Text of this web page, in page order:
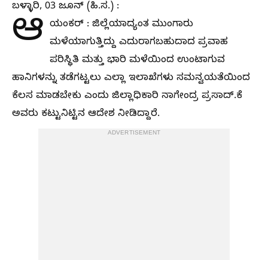
ಬಳ್ಳಾರಿ, 03 ಜೂನ್ (ಹಿ.ಸ.) :
ಆ ಯಂಕರ್ : ಜಿಲ್ಲೆಯಾದ್ಯಂತ ಮುಂಗಾರು
ಮಳೆಯಾಗುತ್ತಿದ್ದು ಎದುರಾಗಬಹುದಾದ ಪ್ರವಾಹ
ಪರಿಸ್ಥಿತಿ ಮತ್ತು ಭಾರಿ ಮಳೆಯಿಂದ ಉಂಟಾಗುವ
ಹಾನಿಗಳನ್ನು ತಡೆಗಟ್ಟಲು ಎಲ್ಲಾ ಇಲಾಖೆಗಳು ಸಮನ್ವಯತೆಯಿಂದ
ಕೆಲಸ ಮಾಡಬೇಕು ಎಂದು ಜಿಲ್ಲಾಧಿಕಾರಿ ನಾಗೇಂದ್ರ ಪ್ರಸಾದ್.ಕೆ
ಅವರು ಕಟ್ಟುನಿಟ್ಟಿನ ಆದೇಶ ನೀಡಿದ್ದಾರೆ.
ADVERTISEMENT